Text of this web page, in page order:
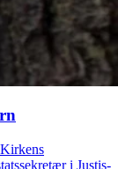
i Justis-